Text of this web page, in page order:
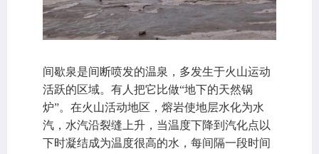
间歇泉是间断喷发的温泉，多发生于火山运动
活跃的区域。有人把它比做“地下的天然锅
炉”。在火山活动地区，熔岩使地层水化为水
汽，水汽沿裂缝上升，当温度下降到汽化点以
下时凝结成为温度很高的水，每间隔一段时间